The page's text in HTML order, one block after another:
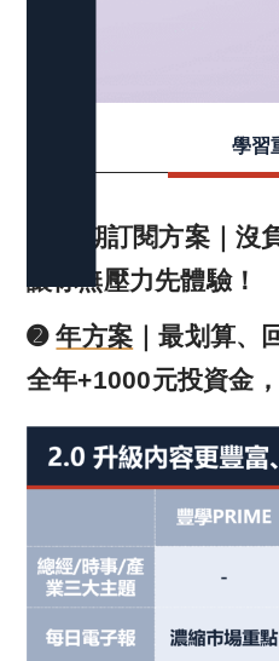
學習
➊ 定期訂閱方案｜沒
讓你無壓力先體驗！
➋年方案 ｜最划算、
全年+1000元投資金